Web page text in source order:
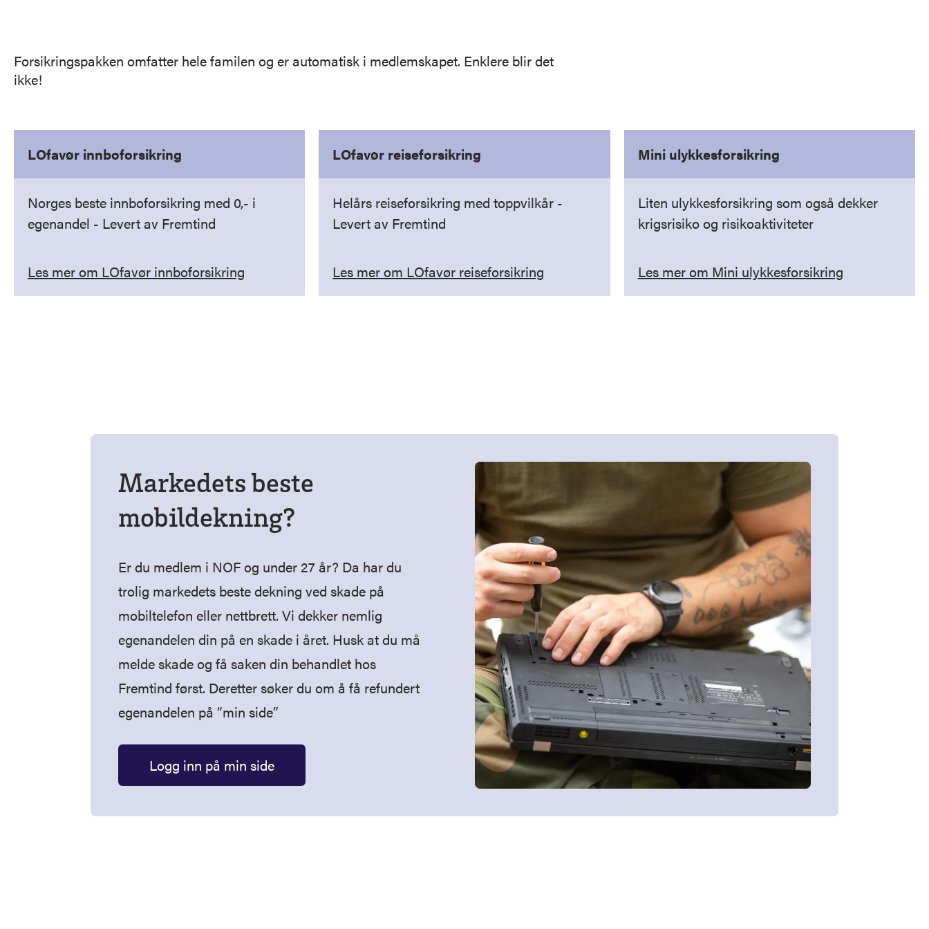
Forsikringspakken omfatter hele familen og er automatisk i medlemskapet. Enklere blir det
ikke!
LOfavør innboforsikring
Norges beste innboforsikring med 0,- i
egenandel - Levert av Fremtind
Les mer om LOfavør innboforsikring
LOfavør reiseforsikring
Helårs reiseforsikring med toppvilkår -
Levert av Fremtind
Les mer om LOfavør reiseforsikring
Mini ulykkesforsikring
Liten ulykkesforsikring som også dekker
krigsrisiko og risikoaktiviteter
Les mer om Mini ulykkesforsikring
Markedets beste
mobildekning?
Er du medlem i NOF og under 27 år? Da har du
trolig markedets beste dekning ved skade på
mobiltelefon eller nettbrett. Vi dekker nemlig
egenandelen din på en skade i året. Husk at du må
melde skade og få saken din behandlet hos
Fremtind først. Deretter søker du om å få refundert
egenandelen på “min side”
Logg inn på min side